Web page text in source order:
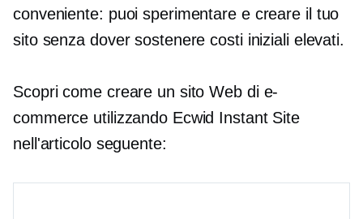
conveniente: puoi sperimentare e creare il tuo
sito senza dover sostenere costi iniziali elevati.
Scopri come creare un sito Web di e-
commerce utilizzando Ecwid Instant Site
nell'articolo seguente: